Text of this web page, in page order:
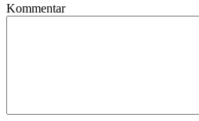
Kommentar